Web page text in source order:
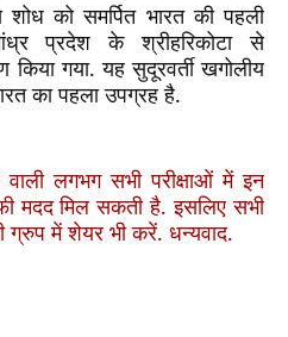
शोध को समर्पित भारत की पहली
प्रदेश के श्रीहरिकोटा से
किया गया. यह सुदूरवर्ती खगोलीय
का पहला उपग्रह है.
वाली लगभग सभी परीक्षाओं में इन
मदद मिल सकती है.इसलिए सभी
ग्रुप में शेयर भी करें. धन्यवाद.